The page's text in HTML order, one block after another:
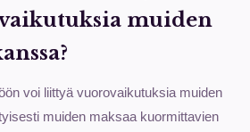
muiden
voi liittyä vuorovaikutuksia muiden
muiden maksaa kuormittavien